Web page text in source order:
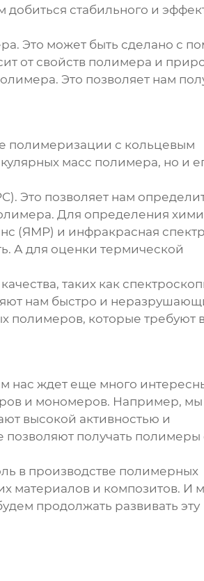
стабильного и
Это может быть сделано с
от свойств полимера и
Это позволяет нам
полимеризации с кольцевым
масс полимера, но и
Это позволяет нам
Для определения
(ЯМР) и инфракрасная
А для оценки термической
таких как
нам быстро и
полимеров, которые требуют
нас ждет еще много
и мономеров. Например, мы
высокой активностью и
получать полимеры
в производстве полимерных
материалов и композитов. И
продолжать развивать эту